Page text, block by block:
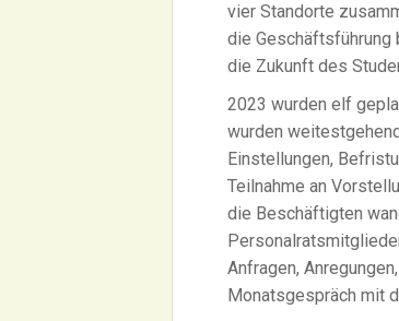
vier Standorte
die Geschäftsführung
die Zukunft des
2023 wurden elf
wurden
Einstellungen,
Teilnahme an
die Beschäftigten
Anfragen,
Monatsgespräch mit